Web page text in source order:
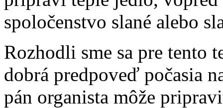
spoločenstvo slané alebo
Rozhodli sme sa pre tento
dobrá predpoveď počasia
pán organista môže